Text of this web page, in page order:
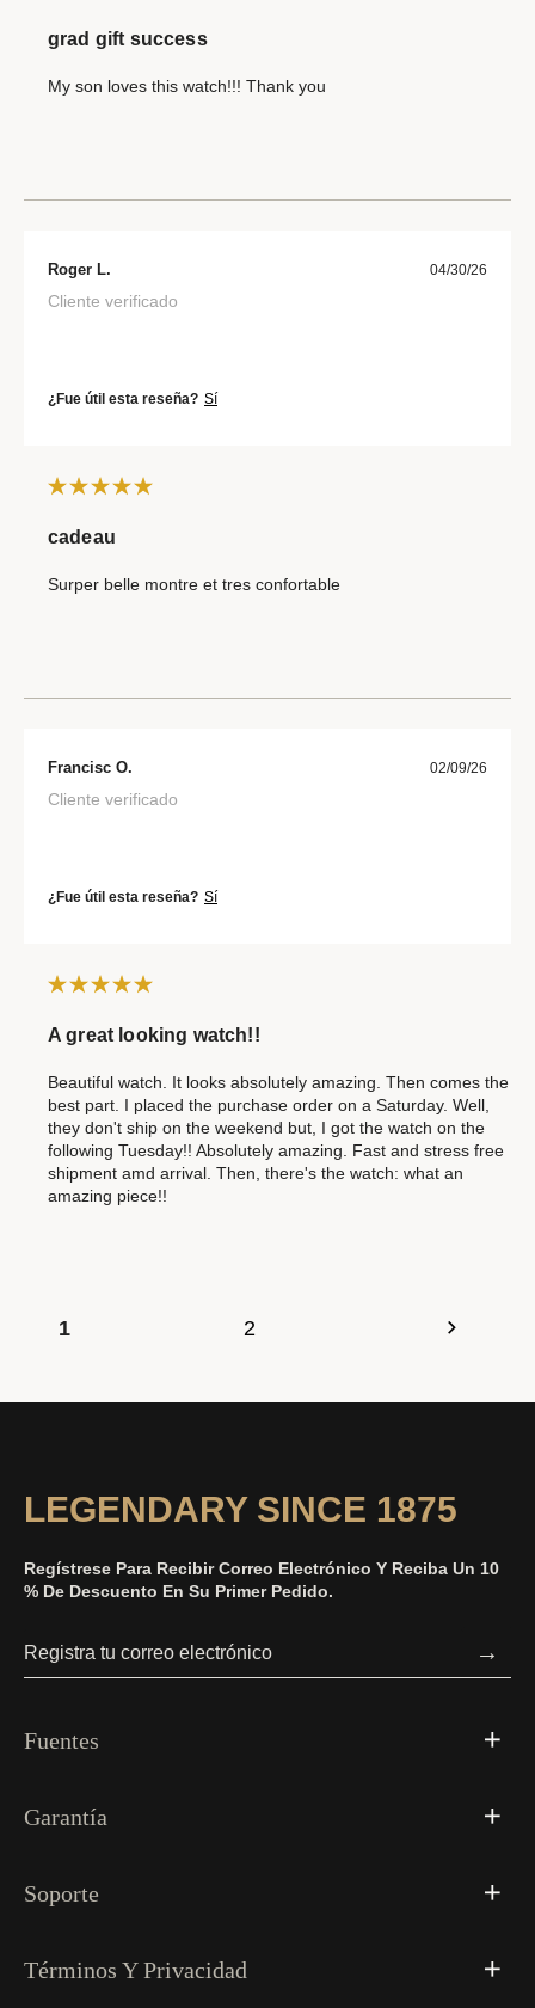
grad gift success
My son loves this watch!!! Thank you
Roger L. 04/30/26
Cliente verificado
¿Fue útil esta reseña? Sí
cadeau
Surper belle montre et tres confortable
Francisc O. 02/09/26
Cliente verificado
¿Fue útil esta reseña? Sí
A great looking watch!!
Beautiful watch. It looks absolutely amazing. Then comes the
best part. I placed the purchase order on a Saturday. Well,
they don't ship on the weekend but, I got the watch on the
following Tuesday!! Absolutely amazing. Fast and stress free
shipment amd arrival. Then, there's the watch: what an
amazing piece!!
1 2
LEGENDARY SINCE 1875
Regístrese Para Recibir Correo Electrónico Y Reciba Un 10
% De Descuento En Su Primer Pedido.
→
Fuentes
Garantía
Soporte
Términos Y Privacidad